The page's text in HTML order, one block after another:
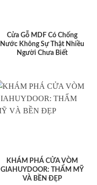
Cửa Gỗ MDF Có Chống
Nước Không Sự Thật Nhiều
Người Chưa Biết
KHÁM PHÁ CỬA VÒM
GIAHUYDOOR: THẨM MỸ
VÀ BỀN ĐẸP